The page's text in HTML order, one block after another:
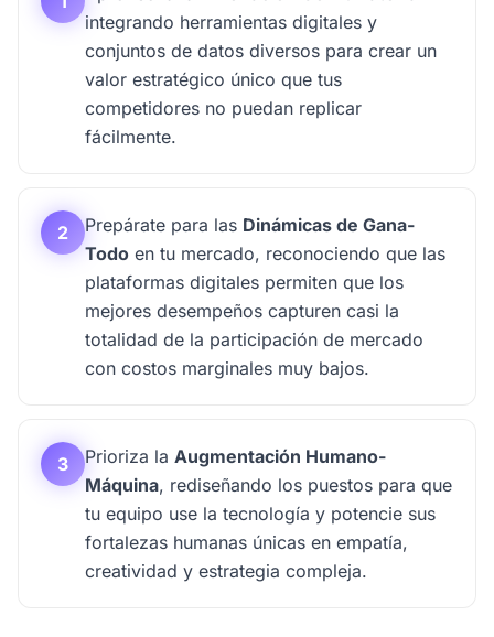
integrando herramientas digitales y
conjuntos de datos diversos para crear un
valor estratégico único que tus
competidores no puedan replicar
fácilmente.
2 Prepárate para las Dinámicas de Gana-
Todo en tu mercado, reconociendo que las
plataformas digitales permiten que los
mejores desempeños capturen casi la
totalidad de la participación de mercado
con costos marginales muy bajos.
3 Prioriza la Augmentación Humano-
Máquina, rediseñando los puestos para que
tu equipo use la tecnología y potencie sus
fortalezas humanas únicas en empatía,
creatividad y estrategia compleja.